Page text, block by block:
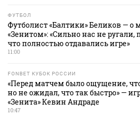
ФУТБОЛ
Футболист «Балтики» Беликов — о
«Зенитом»: «Сильно нас не ругали,
что полностью отдавались игре»
11:00
FONBET КУБОК РОССИИ
«Перед матчем было ощущение,
но не ожидал, что так быстро» —
«Зенита» Кевин Андраде
10:47